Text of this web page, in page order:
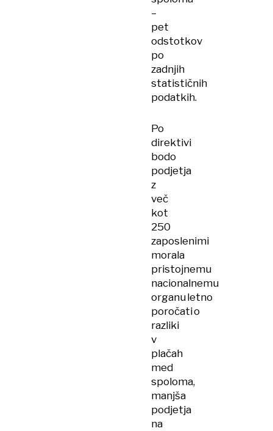
–
pet
odstotkov
po
zadnjih
statističnih
podatkih.
Po
direktivi
bodo
podjetja
z
več
kot
250
zaposlenimi
morala
pristojnemu
nacionalnemu
organu letno
poročati o
razliki
v
plačah
med
spoloma,
manjša
podjetja
na